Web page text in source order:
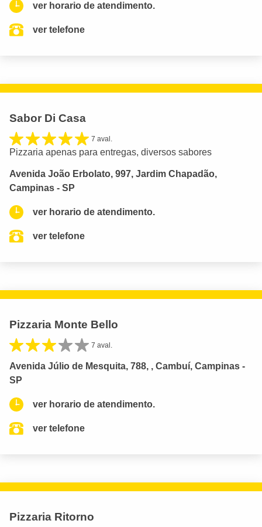
ver horario de atendimento.
ver telefone
Sabor Di Casa
7 aval.
Pizzaria apenas para entregas, diversos sabores
Avenida João Erbolato, 997, Jardim Chapadão,
Campinas - SP
ver horario de atendimento.
ver telefone
Pizzaria Monte Bello
7 aval.
Avenida Júlio de Mesquita, 788, , Cambuí, Campinas -
SP
ver horario de atendimento.
ver telefone
Pizzaria Ritorno